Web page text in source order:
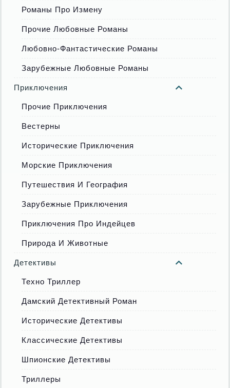
Романы Про Измену
Прочие Любовные Романы
Любовно-Фантастические Романы
Зарубежные Любовные Романы
Приключения
Прочие Приключения
Вестерны
Исторические Приключения
Морские Приключения
Путешествия И География
Зарубежные Приключения
Приключения Про Индейцев
Природа И Животные
Детективы
Техно Триллер
Дамский Детективный Роман
Исторические Детективы
Классические Детективы
Шпионские Детективы
Триллеры